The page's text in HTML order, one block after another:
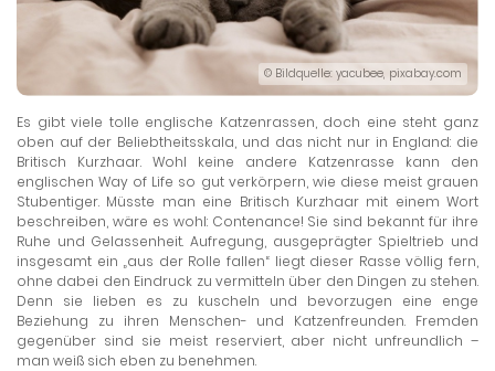
© Bildquelle: yacubee, pixabay.com
Es gibt viele tolle englische Katzenrassen, doch eine steht ganz
oben auf der Beliebtheitsskala, und das nicht nur in England: die
Britisch Kurzhaar. Wohl keine andere Katzenrasse kann den
englischen Way of Life so gut verkörpern, wie diese meist grauen
Stubentiger. Müsste man eine Britisch Kurzhaar mit einem Wort
beschreiben, wäre es wohl: Contenance! Sie sind bekannt für ihre
Ruhe und Gelassenheit. Aufregung, ausgeprägter Spieltrieb und
insgesamt ein „aus der Rolle fallen“ liegt dieser Rasse völlig fern,
ohne dabei den Eindruck zu vermitteln über den Dingen zu stehen.
Denn sie lieben es zu kuscheln und bevorzugen eine enge
Beziehung zu ihren Menschen- und Katzenfreunden. Fremden
gegenüber sind sie meist reserviert, aber nicht unfreundlich –
man weiß sich eben zu benehmen.